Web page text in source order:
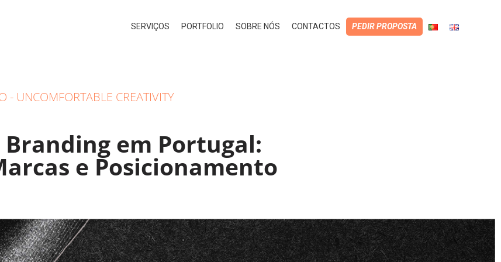
SERVIÇOS PORTFOLIO SOBRE NÓS CONTACTOS PEDIR PROPOSTA
- UNCOMFORTABLE CREATIVITY
Branding em Portugal:
e Posicionamento